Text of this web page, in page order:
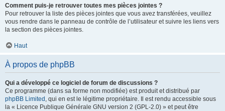
Comment puis-je retrouver toutes mes pièces jointes ?
Pour retrouver la liste des pièces jointes que vous avez transférées, veuillez
vous rendre dans le panneau de contrôle de l’utilisateur et suivre les liens vers
la section des pièces jointes.
Haut
À propos de phpBB
Qui a développé ce logiciel de forum de discussions ?
Ce programme (dans sa forme non modifiée) est produit et distribué par
phpBB Limited , qui en est le légitime propriétaire. Il est rendu accessible sous
la « Licence Publique Générale GNU version 2 (GPL-2.0) » et peut être